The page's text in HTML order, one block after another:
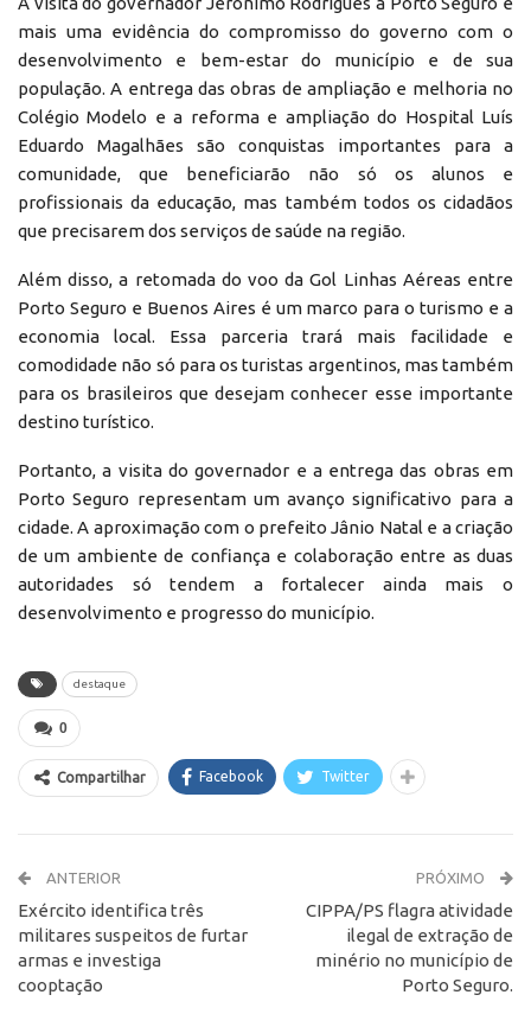
mais uma evidência do compromisso do governo com o
desenvolvimento e bem-estar do município e de sua
população. A entrega das obras de ampliação e melhoria no
Colégio Modelo e a reforma e ampliação do Hospital Luís
Eduardo Magalhães são conquistas importantes para a
comunidade, que beneficiarão não só os alunos e
profissionais da educação, mas também todos os cidadãos
que precisarem dos serviços de saúde na região.
Além disso, a retomada do voo da Gol Linhas Aéreas entre
Porto Seguro e Buenos Aires é um marco para o turismo e a
economia local. Essa parceria trará mais facilidade e
comodidade não só para os turistas argentinos, mas também
para os brasileiros que desejam conhecer esse importante
destino turístico.
Portanto, a visita do governador e a entrega das obras em
Porto Seguro representam um avanço significativo para a
cidade. A aproximação com o prefeito Jânio Natal e a criação
de um ambiente de confiança e colaboração entre as duas
autoridades só tendem a fortalecer ainda mais o
desenvolvimento e progresso do município.
destaque
0
Compartilhar Facebook Twitter
ANTERIOR
Exército identifica três
militares suspeitos de furtar
armas e investiga
cooptação
PRÓXIMO
CIPPA/PS flagra atividade
ilegal de extração de
minério no município de
Porto Seguro.